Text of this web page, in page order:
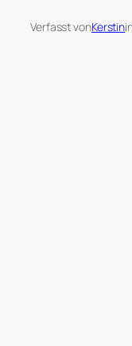
Verfasst vonKerstin